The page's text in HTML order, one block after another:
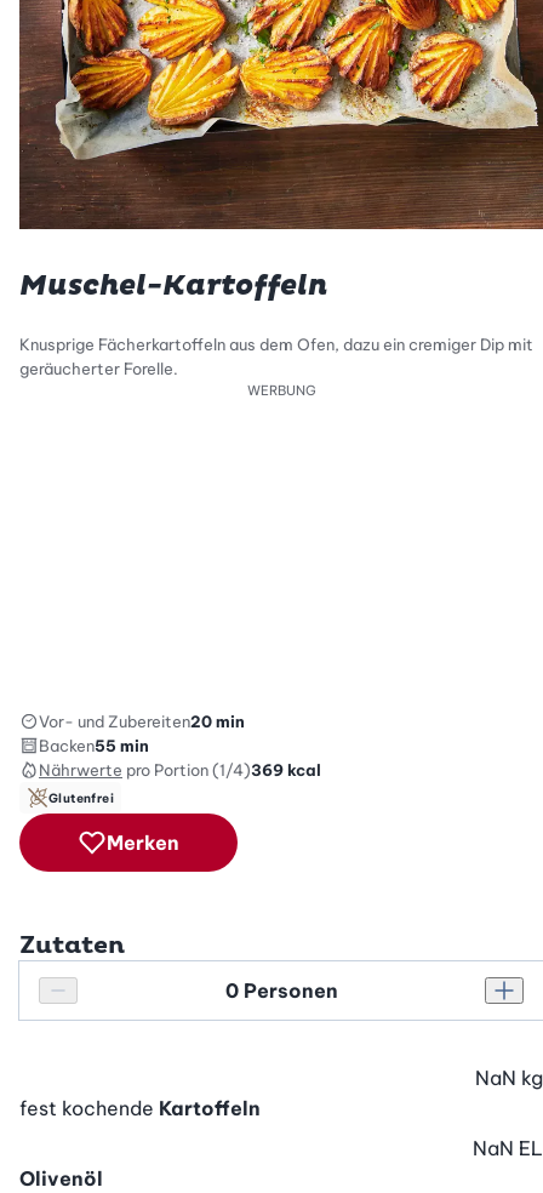
Muschel-Kartoffeln
Knusprige Fächerkartoffeln aus dem Ofen, dazu ein cremiger Dip mit
geräucherter Forelle.
WERBUNG
Vor- und Zubereiten20 min
Backen55 min
Nährwerte pro Portion (1/4)369kcal
Glutenfrei
Merken
Zutaten
Personenanzahl verringern
Personenanzahl
fest kochende Kartoffeln
NaN kg
Olivenöl
NaN EL